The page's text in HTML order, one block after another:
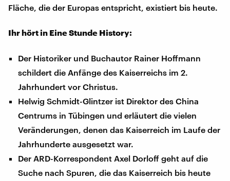
Fläche, die der Europas entspricht, existiert bis heute.
Ihr hört in Eine Stunde History:
Der Historiker und Buchautor Rainer Hoffmann
schildert die Anfänge des Kaiserreichs im 2.
Jahrhundert vor Christus.
Helwig Schmidt-Glintzer ist Direktor des China
Centrums in Tübingen und erläutert die vielen
Veränderungen, denen das Kaiserreich im Laufe der
Jahrhunderte ausgesetzt war.
Der ARD-Korrespondent Axel Dorloff geht auf die
Suche nach Spuren, die das Kaiserreich bis heute